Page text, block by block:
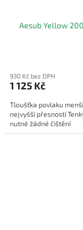
Aesub Yellow
930 Kč bez DPH
1 125 Kč
Tloušťka povlaku
nejvyšší přesností
nutné žádné čištění